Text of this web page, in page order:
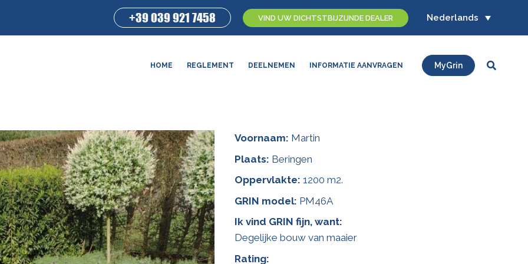
+39 039 921 7458 VIND UW DICHTSTBIJZIJNDE DEALER Nederlands
HOME REGLEMENT DEELNEMEN INFORMATIE AANVRAGEN MyGrin Zoeken
Voornaam: Martin
Plaats: Beringen
Oppervlakte: 1200 m2.
GRIN model: PM46A
Ik vind GRIN fijn, want:
Degelijke bouw van maaier
Rating: